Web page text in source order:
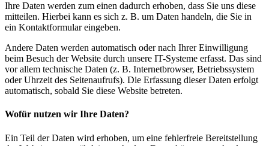
Ihre Daten werden zum einen dadurch erhoben, dass Sie uns diese
mitteilen. Hierbei kann es sich z. B. um Daten handeln, die Sie in
ein Kontaktformular eingeben.
Andere Daten werden automatisch oder nach Ihrer Einwilligung
beim Besuch der Website durch unsere IT-Systeme erfasst. Das sind
vor allem technische Daten (z. B. Internetbrowser, Betriebssystem
oder Uhrzeit des Seitenaufrufs). Die Erfassung dieser Daten erfolgt
automatisch, sobald Sie diese Website betreten.
Wofür nutzen wir Ihre Daten?
Ein Teil der Daten wird erhoben, um eine fehlerfreie Bereitstellung